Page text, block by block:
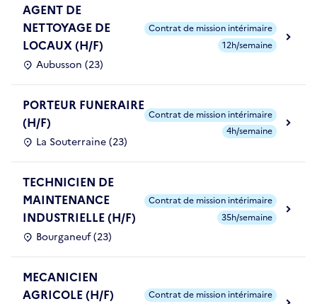
AGENT DE
NETTOYAGE DE
LOCAUX (H/F)
Aubusson (23)
Contrat de mission intérimaire
12h/semaine
PORTEUR FUNERAIRE
(H/F)
La Souterraine (23)
Contrat de mission intérimaire
4h/semaine
TECHNICIEN DE
MAINTENANCE
INDUSTRIELLE (H/F)
Bourganeuf (23)
Contrat de mission intérimaire
35h/semaine
MECANICIEN
AGRICOLE (H/F)
Contrat de mission intérimaire